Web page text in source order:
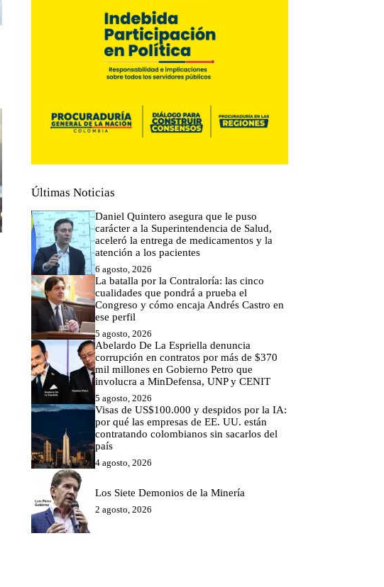
Últimas Noticias
Daniel Quintero asegura que le puso
carácter a la Superintendencia de Salud,
aceleró la entrega de medicamentos y la
atención a los pacientes
6 agosto, 2026
La batalla por la Contraloría: las cinco
cualidades que pondrá a prueba el
Congreso y cómo encaja Andrés Castro en
ese perfil
5 agosto, 2026
Abelardo De La Espriella denuncia
corrupción en contratos por más de $370
mil millones en Gobierno Petro que
involucra a MinDefensa, UNP y CENIT
5 agosto, 2026
Visas de US$100.000 y despidos por la IA:
por qué las empresas de EE. UU. están
contratando colombianos sin sacarlos del
país
4 agosto, 2026
Los Siete Demonios de la Minería
2 agosto, 2026